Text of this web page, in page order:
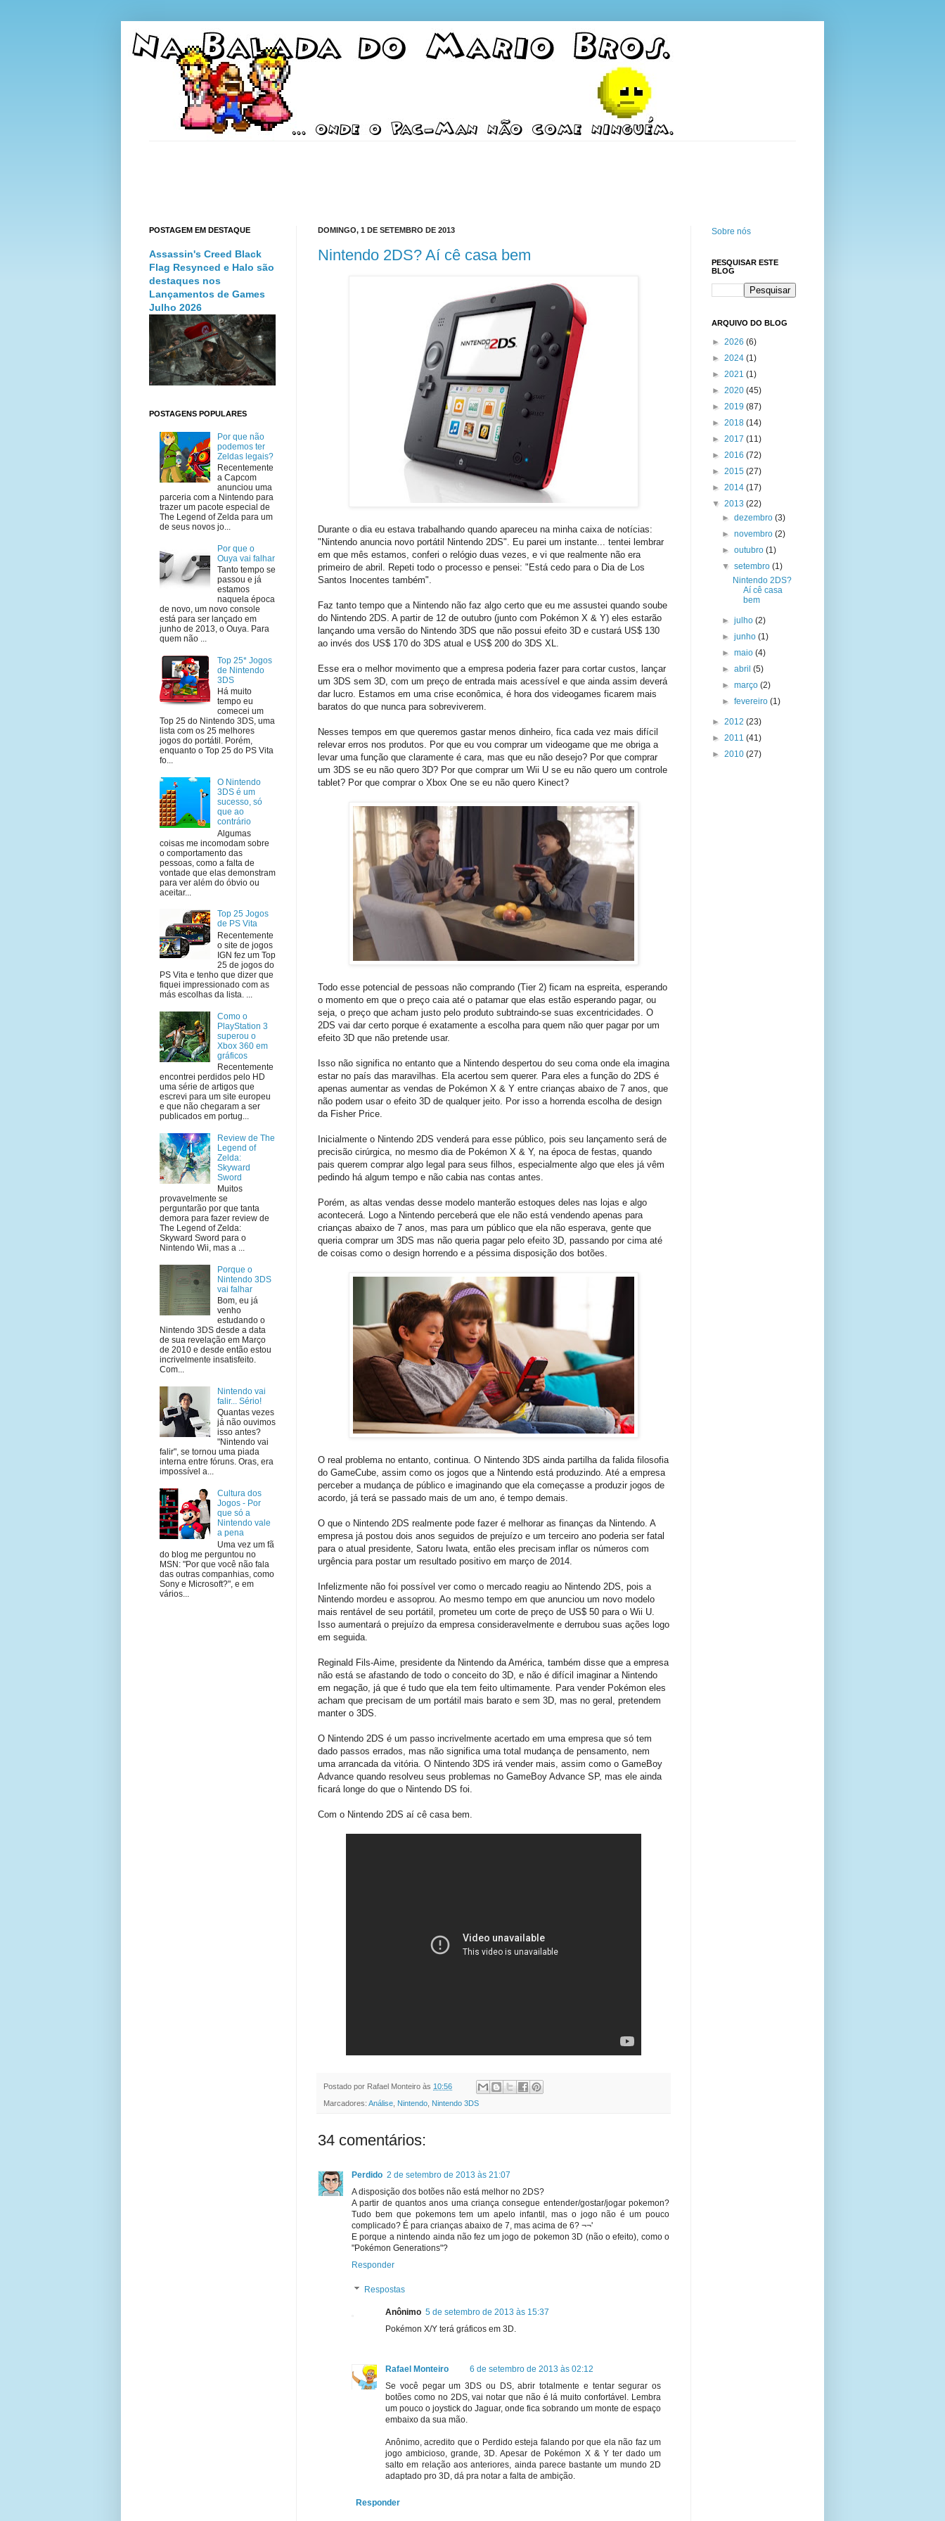
DOMINGO, 1 DE SETEMBRO DE 2013
Nintendo 2DS? Aí cê casa bem
Durante o dia eu estava trabalhando quando apareceu na minha caixa de notícias:
"Nintendo anuncia novo portátil Nintendo 2DS". Eu parei um instante... tentei lembrar
em que mês estamos, conferi o relógio duas vezes, e vi que realmente não era
primeiro de abril. Repeti todo o processo e pensei: "Está cedo para o Dia de Los
Santos Inocentes também".
Faz tanto tempo que a Nintendo não faz algo certo que eu me assustei quando soube
do Nintendo 2DS. A partir de 12 de outubro (junto com Pokémon X & Y) eles estarão
lançando uma versão do Nintendo 3DS que não possui efeito 3D e custará US$ 130
ao invés dos US$ 170 do 3DS atual e US$ 200 do 3DS XL.
Esse era o melhor movimento que a empresa poderia fazer para cortar custos, lançar
um 3DS sem 3D, com um preço de entrada mais acessível e que ainda assim deverá
dar lucro. Estamos em uma crise econômica, é hora dos videogames ficarem mais
baratos do que nunca para sobreviverem.
Nesses tempos em que queremos gastar menos dinheiro, fica cada vez mais difícil
relevar erros nos produtos. Por que eu vou comprar um videogame que me obriga a
levar uma função que claramente é cara, mas que eu não desejo? Por que comprar
um 3DS se eu não quero 3D? Por que comprar um Wii U se eu não quero um controle
tablet? Por que comprar o Xbox One se eu não quero Kinect?
Todo esse potencial de pessoas não comprando (Tier 2) ficam na espreita, esperando
o momento em que o preço caia até o patamar que elas estão esperando pagar, ou
seja, o preço que acham justo pelo produto subtraindo-se suas excentricidades. O
2DS vai dar certo porque é exatamente a escolha para quem não quer pagar por um
efeito 3D que não pretende usar.
Isso não significa no entanto que a Nintendo despertou do seu coma onde ela imagina
estar no país das maravilhas. Ela acertou sem querer. Para eles a função do 2DS é
apenas aumentar as vendas de Pokémon X & Y entre crianças abaixo de 7 anos, que
não podem usar o efeito 3D de qualquer jeito. Por isso a horrenda escolha de design
da Fisher Price.
Inicialmente o Nintendo 2DS venderá para esse público, pois seu lançamento será de
precisão cirúrgica, no mesmo dia de Pokémon X & Y, na época de festas, quando
pais querem comprar algo legal para seus filhos, especialmente algo que eles já vêm
pedindo há algum tempo e não cabia nas contas antes.
Porém, as altas vendas desse modelo manterão estoques deles nas lojas e algo
acontecerá. Logo a Nintendo perceberá que ele não está vendendo apenas para
crianças abaixo de 7 anos, mas para um público que ela não esperava, gente que
queria comprar um 3DS mas não queria pagar pelo efeito 3D, passando por cima até
de coisas como o design horrendo e a péssima disposição dos botões.
O real problema no entanto, continua. O Nintendo 3DS ainda partilha da falida filosofia
do GameCube, assim como os jogos que a Nintendo está produzindo. Até a empresa
perceber a mudança de público e imaginando que ela começasse a produzir jogos de
acordo, já terá se passado mais de um ano, é tempo demais.
O que o Nintendo 2DS realmente pode fazer é melhorar as finanças da Nintendo. A
empresa já postou dois anos seguidos de prejuízo e um terceiro ano poderia ser fatal
para o atual presidente, Satoru Iwata, então eles precisam inflar os números com
urgência para postar um resultado positivo em março de 2014.
Infelizmente não foi possível ver como o mercado reagiu ao Nintendo 2DS, pois a
Nintendo mordeu e assoprou. Ao mesmo tempo em que anunciou um novo modelo
mais rentável de seu portátil, prometeu um corte de preço de US$ 50 para o Wii U.
Isso aumentará o prejuízo da empresa consideravelmente e derrubou suas ações logo
em seguida.
Reginald Fils-Aime, presidente da Nintendo da América, também disse que a empresa
não está se afastando de todo o conceito do 3D, e não é difícil imaginar a Nintendo
em negação, já que é tudo que ela tem feito ultimamente. Para vender Pokémon eles
acham que precisam de um portátil mais barato e sem 3D, mas no geral, pretendem
manter o 3DS.
O Nintendo 2DS é um passo incrivelmente acertado em uma empresa que só tem
dado passos errados, mas não significa uma total mudança de pensamento, nem
uma arrancada da vitória. O Nintendo 3DS irá vender mais, assim como o GameBoy
Advance quando resolveu seus problemas no GameBoy Advance SP, mas ele ainda
ficará longe do que o Nintendo DS foi.
Com o Nintendo 2DS aí cê casa bem.
Postado por Rafael Monteiro às 10:56
Marcadores: Análise Nintendo Nintendo 3DS
34 comentários:
Perdido 2 de setembro de 2013 às 21:07
A disposição dos botões não está melhor no 2DS?
A partir de quantos anos uma criança consegue entender/gostar/jogar pokemon?
Tudo bem que pokemons tem um apelo infantil, mas o jogo não é um pouco
complicado? É para crianças abaixo de 7, mas acima de 6? ¬¬'
E porque a nintendo ainda não fez um jogo de pokemon 3D (não o efeito), como o
"Pokémon Generations"?
Responder
Respostas
Anônimo 5 de setembro de 2013 às 15:37
Pokémon X/Y terá gráficos em 3D.
Rafael Monteiro
6 de setembro de 2013 às 02:12
Se você pegar um 3DS ou DS, abrir totalmente e tentar segurar os
botões como no 2DS, vai notar que não é lá muito confortável. Lembra
um pouco o joystick do Jaguar, onde fica sobrando um monte de espaço
embaixo da sua mão.
Anônimo, acredito que o Perdido esteja falando por que ela não faz um
jogo ambicioso, grande, 3D. Apesar de Pokémon X & Y ter dado um
salto em relação aos anteriores, ainda parece bastante um mundo 2D
adaptado pro 3D, dá pra notar a falta de ambição.
Responder
POSTAGEM EM DESTAQUE
Assassin's Creed Black
Flag Resynced e Halo são
destaques nos
Lançamentos de Games
Julho 2026
POSTAGENS POPULARES
Por que não
podemos ter
Zeldas legais?
Recentemente
a Capcom
anunciou uma
parceria com a Nintendo para
trazer um pacote especial de
The Legend of Zelda para um
de seus novos jo...
Por que o
Ouya vai falhar
Tanto tempo se
passou e já
estamos
naquela época
de novo, um novo console
está para ser lançado em
junho de 2013, o Ouya. Para
quem não ...
Top 25* Jogos
de Nintendo
3DS
Há muito
tempo eu
comecei um
Top 25 do Nintendo 3DS, uma
lista com os 25 melhores
jogos do portátil. Porém,
enquanto o Top 25 do PS Vita
fo...
O Nintendo
3DS é um
sucesso, só
que ao
contrário
Algumas
coisas me incomodam sobre
o comportamento das
pessoas, como a falta de
vontade que elas demonstram
para ver além do óbvio ou
aceitar...
Top 25 Jogos
de PS Vita
Recentemente
o site de jogos
IGN fez um Top
25 de jogos do
PS Vita e tenho que dizer que
fiquei impressionado com as
más escolhas da lista. ...
Como o
PlayStation 3
superou o
Xbox 360 em
gráficos
Recentemente
encontrei perdidos pelo HD
uma série de artigos que
escrevi para um site europeu
e que não chegaram a ser
publicados em portug...
Review de The
Legend of
Zelda:
Skyward
Sword
Muitos
provavelmente se
perguntarão por que tanta
demora para fazer review de
The Legend of Zelda:
Skyward Sword para o
Nintendo Wii, mas a ...
Porque o
Nintendo 3DS
vai falhar
Bom, eu já
venho
estudando o
Nintendo 3DS desde a data
de sua revelação em Março
de 2010 e desde então estou
incrivelmente insatisfeito.
Com...
Nintendo vai
falir... Sério!
Quantas vezes
já não ouvimos
isso antes?
"Nintendo vai
falir", se tornou uma piada
interna entre fóruns. Oras, era
impossível a...
Cultura dos
Jogos - Por
que só a
Nintendo vale
a pena
Uma vez um fã
do blog me perguntou no
MSN: "Por que você não fala
das outras companhias, como
Sony e Microsoft?", e em
vários...
Sobre nós
PESQUISAR ESTE
BLOG
ARQUIVO DO BLOG
► 2026 (6)
► 2024 (1)
► 2021 (1)
► 2020 (45)
► 2019 (87)
► 2018 (14)
► 2017 (11)
► 2016 (72)
► 2015 (27)
► 2014 (17)
▼ 2013 (22)
►dezembro(3)
►novembro(2)
►outubro(1)
▼setembro(1)
Nintendo 2DS?
Aí cê casa
bem
►julho(2)
►junho(1)
►maio(4)
►abril(5)
►março(2)
►fevereiro(1)
► 2012 (23)
► 2011 (41)
► 2010 (27)